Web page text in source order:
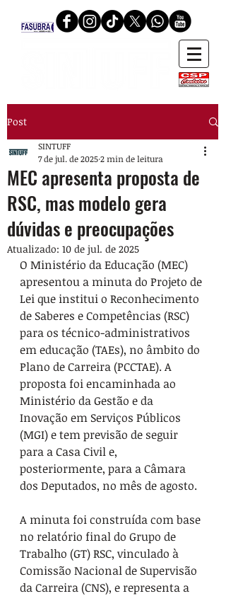
Post
MEC apresenta proposta de
RSC, mas modelo gera
dúvidas e preocupações
SINTUFF
7 de jul. de 20252 min de leitura
Atualizado: 10 de jul. de 2025
O Ministério da Educação (MEC)
apresentou a minuta do Projeto de
Lei que institui o Reconhecimento
de Saberes e Competências (RSC)
para os técnico-administrativos
em educação (TAEs), no âmbito do
Plano de Carreira (PCCTAE). A
proposta foi encaminhada ao
Ministério da Gestão e da
Inovação em Serviços Públicos
(MGI) e tem previsão de seguir
para a Casa Civil e,
posteriormente, para a Câmara
dos Deputados, no mês de agosto.
A minuta foi construída com base
no relatório final do Grupo de
Trabalho (GT) RSC, vinculado à
Comissão Nacional de Supervisão
da Carreira (CNS), e representa a